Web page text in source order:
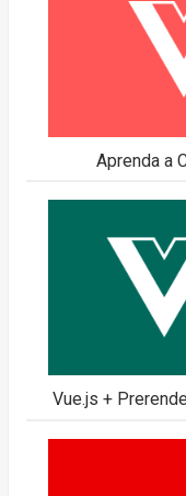
Aprenda a
Vue.js +